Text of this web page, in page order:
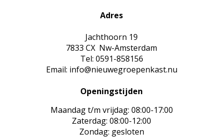
Adres
Jachthoorn 19
7833 CX Nw-Amsterdam
Tel: 0591-858156
Email: info@nieuwegroepenkast.nu
Openingstijden
Maandag t/m vrijdag: 08:00-17:00
Zaterdag: 08:00-12:00
Zondag: gesloten